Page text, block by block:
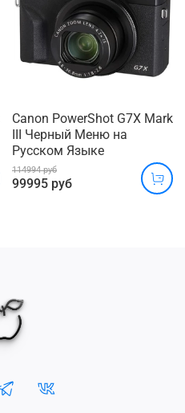
Canon PowerShot G7X Mark
III Черный Меню на
Русском Языке
114994 руб
99995 руб